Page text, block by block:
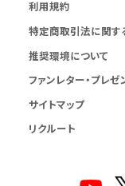
利用規約
特定商取引法に関す
推奨環境について
ファンレター・プレゼ
サイトマップ
リクルート